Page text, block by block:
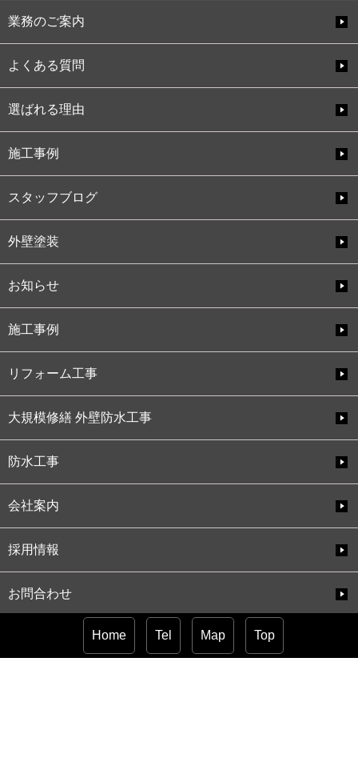
業務のご案内
よくある質問
選ばれる理由
施工事例
スタッフブログ
外壁塗装
お知らせ
施工事例
リフォーム工事
大規模修繕 外壁防水工事
防水工事
会社案内
採用情報
お問合わせ
Home Tel Map Top